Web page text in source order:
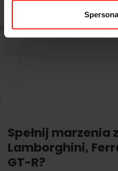
Spełnij marzenia
Lamborghini,
GT-R?